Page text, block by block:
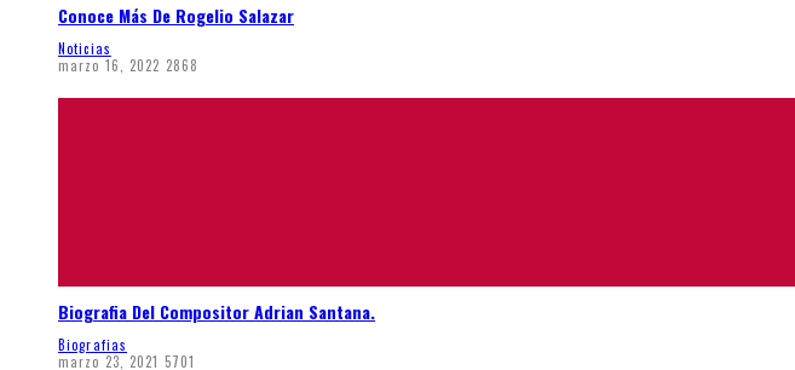
Conoce Más De Rogelio Salazar
Noticias
marzo 16, 2022 2868
Biografia Del Compositor Adrian Santana.
Biografias
marzo 23, 2021 5701